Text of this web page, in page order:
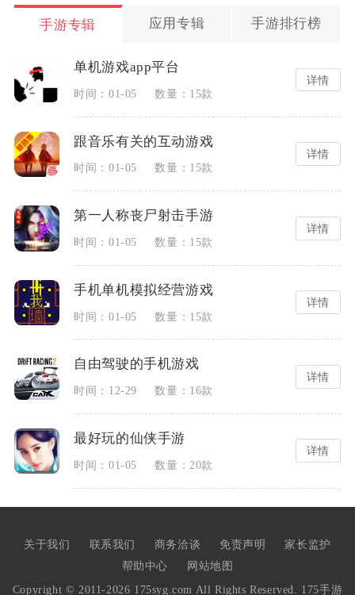
手游专辑 应用专辑 手游排行榜
单机游戏app平台
时间：01-05 数量：15款
详情
跟音乐有关的互动游戏
时间：01-05 数量：15款
详情
第一人称丧尸射击手游
时间：01-05 数量：15款
详情
手机单机模拟经营游戏
时间：01-05 数量：15款
详情
自由驾驶的手机游戏
时间：12-29 数量：16款
详情
最好玩的仙侠手游
时间：01-05 数量：20款
详情
时间：12-07 数量：15款
好用的聊天交友软件排行
时间：08-04 数量：29款
回合制手游排行榜2020前十名
关于我们 联系我们 商务洽谈 免责声明
家长监护
帮助中心
网站地图
Copyright © 2011-2026 175syg.com All Rights Reserved. 175手游